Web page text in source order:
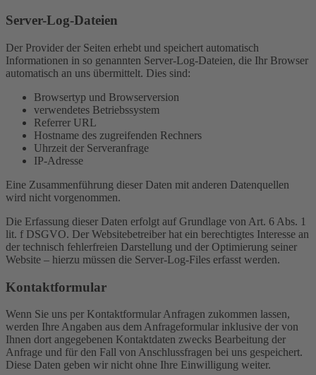
Server-Log-Dateien
Der Provider der Seiten erhebt und speichert automatisch
Informationen in so genannten Server-Log-Dateien, die Ihr Browser
automatisch an uns übermittelt. Dies sind:
Browsertyp und Browserversion
verwendetes Betriebssystem
Referrer URL
Hostname des zugreifenden Rechners
Uhrzeit der Serveranfrage
IP-Adresse
Eine Zusammenführung dieser Daten mit anderen Datenquellen
wird nicht vorgenommen.
Die Erfassung dieser Daten erfolgt auf Grundlage von Art. 6 Abs. 1
lit. f DSGVO. Der Websitebetreiber hat ein berechtigtes Interesse an
der technisch fehlerfreien Darstellung und der Optimierung seiner
Website – hierzu müssen die Server-Log-Files erfasst werden.
Kontaktformular
Wenn Sie uns per Kontaktformular Anfragen zukommen lassen,
werden Ihre Angaben aus dem Anfrageformular inklusive der von
Ihnen dort angegebenen Kontaktdaten zwecks Bearbeitung der
Anfrage und für den Fall von Anschlussfragen bei uns gespeichert.
Diese Daten geben wir nicht ohne Ihre Einwilligung weiter.